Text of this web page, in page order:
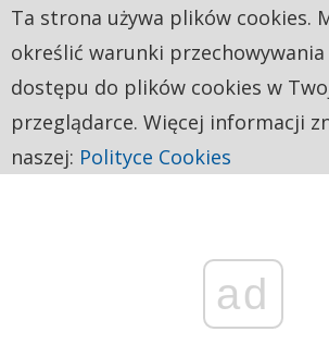
ad
Ta strona używa plików cookies.
określić warunki
dostępu do plików cookies w
przeglądarce. Więcej informacji
naszej: Polityce Cookies